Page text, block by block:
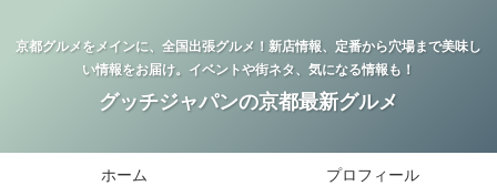
京都グルメをメインに、全国出張グルメ！新店情報、定番から穴場まで美味し
い情報をお届け。イベントや街ネタ、気になる情報も！
グッチジャパンの京都最新グルメ
ホーム プロフィール